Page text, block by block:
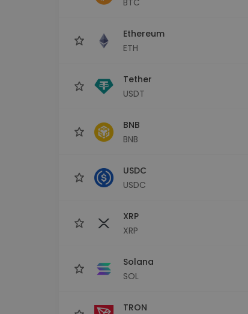
Ethereum
ETH
Tether
USDT
BNB
BNB
USDC
USDC
XRP
XRP
Solana
SOL
TRON